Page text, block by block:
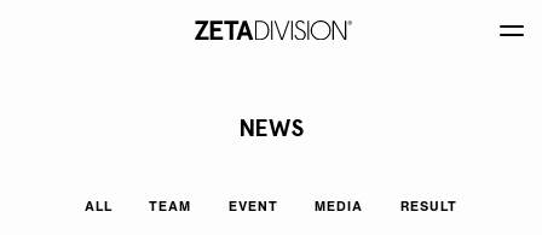
NEWS
ALL TEAM EVENT MEDIA RESULT